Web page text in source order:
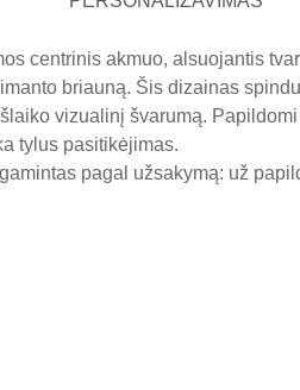
centrinis akmuo, alsuojantis
briauną. Šis dizainas
vizualinį švarumą.
tylus pasitikėjimas.
pagal užsakymą: už